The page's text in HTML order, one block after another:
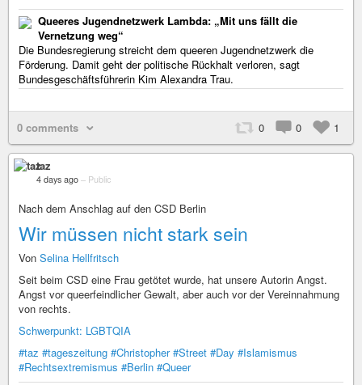
Queeres Jugendnetzwerk Lambda: „Mit uns fällt die
Vernetzung weg“
Die Bundesregierung streicht dem queeren Jugendnetzwerk die
Förderung. Damit geht der politische Rückhalt verloren, sagt
Bundesgeschäftsführerin Kim Alexandra Trau.
0 comments 0 0 1
taz
4 days ago – Public
Nach dem Anschlag auf den CSD Berlin
Wir müssen nicht stark sein
Von Selina Hellfritsch
Seit beim CSD eine Frau getötet wurde, hat unsere Autorin Angst.
Angst vor queerfeindlicher Gewalt, aber auch vor der Vereinnahmung
von rechts.
Schwerpunkt: LGBTQIA
#taz #tageszeitung #Christopher #Street #Day #Islamismus
#Rechtsextremismus #Berlin #Queer